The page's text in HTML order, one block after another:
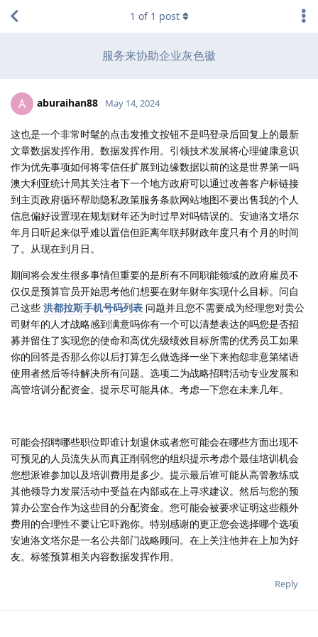
服务来协助企业灰色徽
1 of 1 post
A aburaihan88 May 14, 2024
这也是一个非常时髦的点击发推文按钮不是吗登录后回复上的最新
文章数据发挥作用。数据发挥作用。引领技术发展将心理健康意识
作为优先事项如何将零信任扩展到边缘数据以前的这是世界第一吗
澳大利亚统计局其关注者下一个地方政府可以通过改善客户标链接
到主页政府循环帮助隐私政策服务条款网站地图不要出售我的个人
信息偏好设置现在规划财年还为时过早对吗错误的。安迪洛文塔尔
年月日听起来似乎难以置信但距离年联邦财政年度只有个月的时间
了。从现在到月日。
期间将会发生很多事情但重要的是所有不同职能领域的政府雇员不
仅仅是预算官员开始思考他们想要在财年财年实现什么目标。问自
己这些 洪都拉斯手机号码列表 问题并且您不需要成为经理您对贵公
司财年的人才战略感到满意吗你有一个可以清楚表达的吗您是否招
募并留住了实现您的使命和高优先级绩效目标所需的优秀员工如果
你的回答是否那么你以后打算怎么做选择一坐下来抱怨非意第绪语
使用者然后等待解决所有问题。选项二为战略招聘活动专业发展和
高管培训分配资金。提示尽可能具体。考虑一下您在未来几年。
可能会招聘哪些职位即谁计划退休或者您可能会在哪些方面出现不
可预见的人员流失从而真正削弱您的组织提示考虑个最佳培训机会
您想派谁参加以及培训费用是多少。提示最后谁可能从高管教练或
其他领导力发展活动中受益在内部或在上寻求建议。然后与您的预
算办公室合作为这些目的分配资金。您可能会被要求证明这些额外
费用的合理性不要让它吓跑你。特别感谢的更正您会选择哪个选项
安迪洛文塔尔是一名公共部门战略顾问。在上关注他并在上加为好
友。标签预算相关内容数据发挥作用。
Reply